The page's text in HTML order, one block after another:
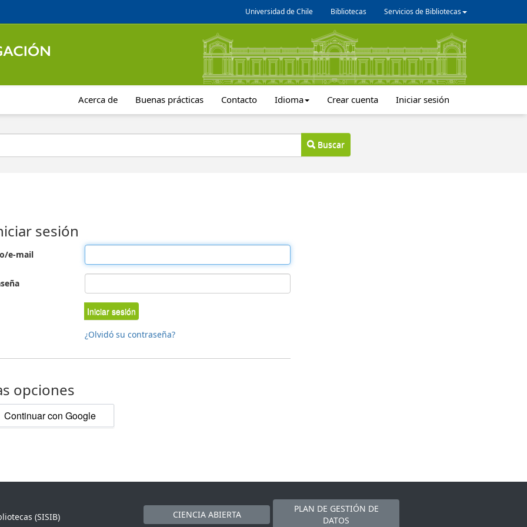
Universidad de Chile Bibliotecas Servicios de Bibliotecas
Acerca de Buenas prácticas Contacto Idioma Crear cuenta Iniciar sesión
Buscar
sesión
e-mail
Iniciar sesión
¿Olvidó su contraseña?
opciones
Continuar con Google
(SISIB)
CIENCIA ABIERTA
PLAN DE GESTIÓN DE
DATOS